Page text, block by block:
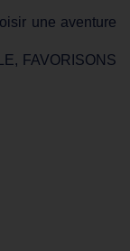
une aventure
FAVORISONS